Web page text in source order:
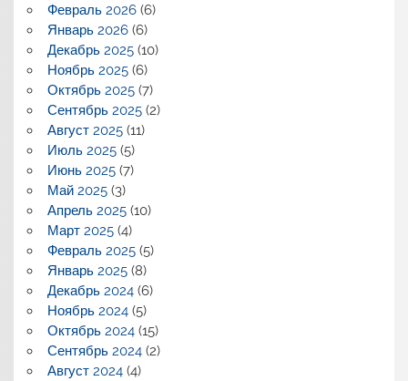
Февраль 2026(6)
Январь 2026(6)
Декабрь 2025(10)
Ноябрь 2025(6)
Октябрь 2025(7)
Сентябрь 2025(2)
Август 2025(11)
Июль 2025(5)
Июнь 2025(7)
Май 2025(3)
Апрель 2025(10)
Март 2025(4)
Февраль 2025(5)
Январь 2025(8)
Декабрь 2024(6)
Ноябрь 2024(5)
Октябрь 2024(15)
Сентябрь 2024(2)
Август 2024(4)